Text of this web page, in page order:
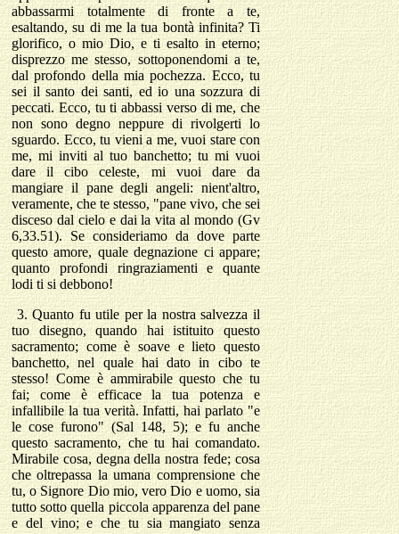
abbassarmi totalmente di fronte a te,
esaltando, su di me la tua bontà infinita? Ti
glorifico, o mio Dio, e ti esalto in eterno;
disprezzo me stesso, sottoponendomi a te,
dal profondo della mia pochezza. Ecco, tu
sei il santo dei santi, ed io una sozzura di
peccati. Ecco, tu ti abbassi verso di me, che
non sono degno neppure di rivolgerti lo
sguardo. Ecco, tu vieni a me, vuoi stare con
me, mi inviti al tuo banchetto; tu mi vuoi
dare il cibo celeste, mi vuoi dare da
mangiare il pane degli angeli: nient'altro,
veramente, che te stesso, "pane vivo, che sei
disceso dal cielo e dai la vita al mondo (Gv
6,33.51). Se consideriamo da dove parte
questo amore, quale degnazione ci appare;
quanto profondi ringraziamenti e quante
lodi ti si debbono!
3. Quanto fu utile per la nostra salvezza il
tuo disegno, quando hai istituito questo
sacramento; come è soave e lieto questo
banchetto, nel quale hai dato in cibo te
stesso! Come è ammirabile questo che tu
fai; come è efficace la tua potenza e
infallibile la tua verità. Infatti, hai parlato "e
le cose furono" (Sal 148, 5); e fu anche
questo sacramento, che tu hai comandato.
Mirabile cosa, degna della nostra fede; cosa
che oltrepassa la umana comprensione che
tu, o Signore Dio mio, vero Dio e uomo, sia
tutto sotto quella piccola apparenza del pane
e del vino; e che tu sia mangiato senza